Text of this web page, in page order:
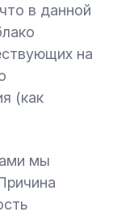
в данной
на
(как
мы